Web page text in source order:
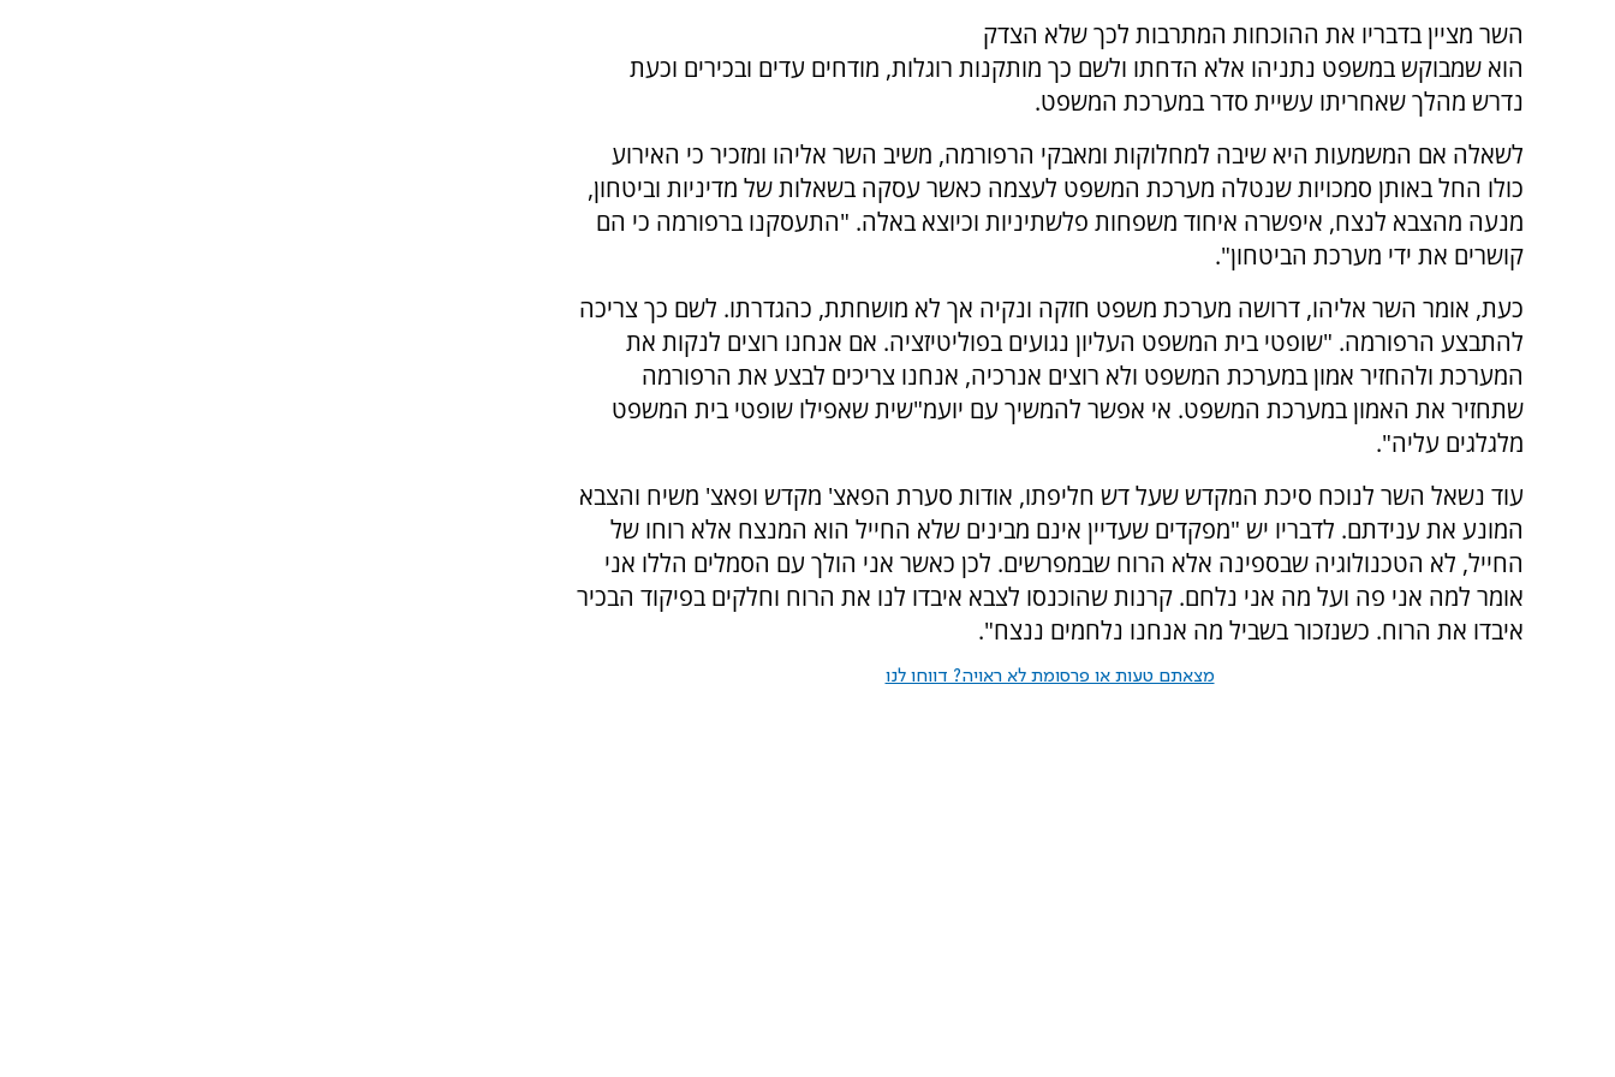
השר מציין בדבריו את ההוכחות המתרבות לכך שלא הצדק
הוא שמבוקש במשפט נתניהו אלא הדחתו ולשם כך מותקנות רוגלות, מודחים עדים ובכירים וכעת
נדרש מהלך שאחריתו עשיית סדר במערכת המשפט.
לשאלה אם המשמעות היא שיבה למחלוקות ומאבקי הרפורמה, משיב השר אליהו ומזכיר כי האירוע
כולו החל באותן סמכויות שנטלה מערכת המשפט לעצמה כאשר עסקה בשאלות של מדיניות וביטחון,
מנעה מהצבא לנצח, איפשרה איחוד משפחות פלשתיניות וכיוצא באלה. "התעסקנו ברפורמה כי הם
קושרים את ידי מערכת הביטחון".
כעת, אומר השר אליהו, דרושה מערכת משפט חזקה ונקיה אך לא מושחתת, כהגדרתו. לשם כך צריכה
להתבצע הרפורמה. "שופטי בית המשפט העליון נגועים בפוליטיזציה. אם אנחנו רוצים לנקות את
המערכת ולהחזיר אמון במערכת המשפט ולא רוצים אנרכיה, אנחנו צריכים לבצע את הרפורמה
שתחזיר את האמון במערכת המשפט. אי אפשר להמשיך עם יועמ"שית שאפילו שופטי בית המשפט
מלגלגים עליה".
עוד נשאל השר לנוכח סיכת המקדש שעל דש חליפתו, אודות סערת הפאצ' מקדש ופאצ' משיח והצבא
המונע את ענידתם. לדבריו יש "מפקדים שעדיין אינם מבינים שלא החייל הוא המנצח אלא רוחו של
החייל, לא הטכנולוגיה שבספינה אלא הרוח שבמפרשים. לכן כאשר אני הולך עם הסמלים הללו אני
אומר למה אני פה ועל מה אני נלחם. קרנות שהוכנסו לצבא איבדו לנו את הרוח וחלקים בפיקוד הבכיר
איבדו את הרוח. כשנזכור בשביל מה אנחנו נלחמים ננצח".
מצאתם טעות או פרסומת לא ראויה? דווחו לנו